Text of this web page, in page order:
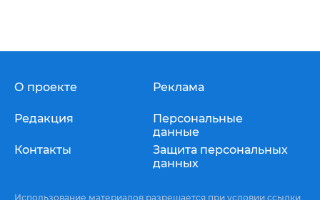
О проекте
Редакция
Контакты
Реклама
Персональные
данные
Защита персональных
данных
Использование материалов разрешается при условии ссылки